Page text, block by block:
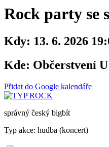
Rock party se
Kdy: 13. 6. 2026
Kde: Občerstvení
Přidat do Google kalendáře
správný český bigbít
Typ akce: hudba (koncert)